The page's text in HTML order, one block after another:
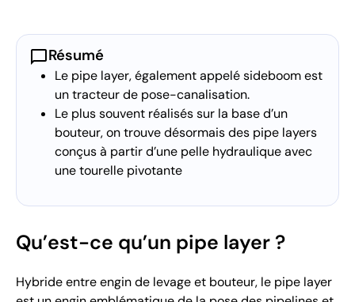
chat_bubbleRésumé
Le pipe layer, également appelé sideboom est
un tracteur de pose-canalisation.
Le plus souvent réalisés sur la base d’un
bouteur, on trouve désormais des pipe layers
conçus à partir d’une pelle hydraulique avec
une tourelle pivotante
Qu’est-ce qu’un pipe layer ?
Hybride entre engin de levage et bouteur, le pipe layer